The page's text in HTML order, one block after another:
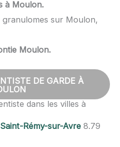
à Moulon.
granulomes sur Moulon,
Moulon.
DE GARDE À
dans les villes à
Saint-Rémy-sur-Avre 8.79